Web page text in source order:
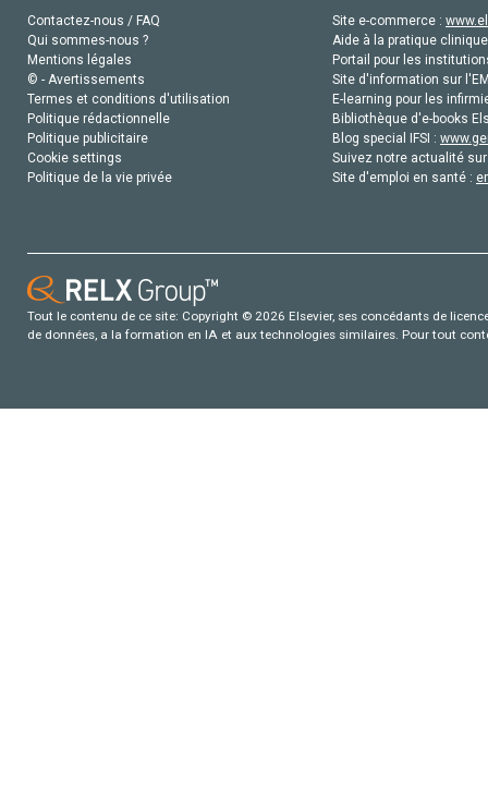
Contactez-nous / FAQ
Qui sommes-nous ?
Mentions légales
© - Avertissements
Termes et conditions d'utilisation
Politique rédactionnelle
Politique publicitaire
Cookie settings
Politique de la vie privée
Site e-commerce :
Aide à la pratique
Portail pour les
Site d'information sur
E-learning pour les
Bibliothèque d'e-books
Blog special IFSI :
Suivez notre actualité
Site d'emploi en santé :
Tout le contenu de ce site: Copyright © 2026 Elsevier, ses concédants de
de données, a la formation en IA et aux technologies similaires. Pour tout